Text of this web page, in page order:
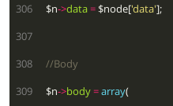
306
  $n
->data= $node['data' ];
307
308
//Body
309
  $n
->body=array(